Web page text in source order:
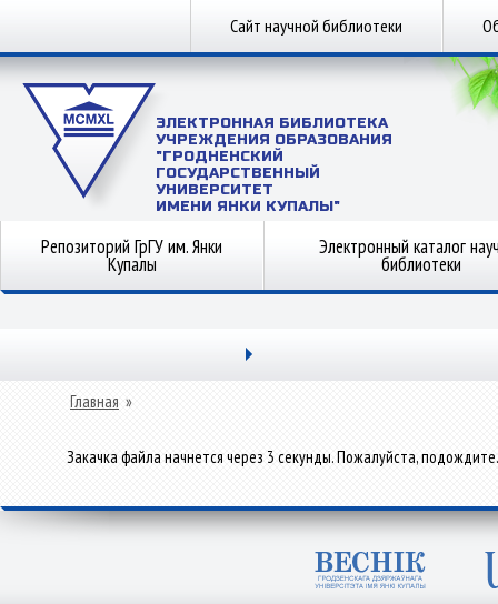
Сайт научной библиотеки
ЭЛЕКТРОННАЯ БИБЛИОТЕКА
УЧРЕЖДЕНИЯ ОБРАЗОВАНИЯ
"ГРОДНЕНСКИЙ
ГОСУДАРСТВЕННЫЙ
УНИВЕРСИТЕТ
ИМЕНИ ЯНКИ КУПАЛЫ"
Репозиторий ГрГУ им. Янки
Купалы
Электронный каталог
библиотеки
Главная »
Закачка файла начнется через 3 секунды. Пожалуйста, подождите.